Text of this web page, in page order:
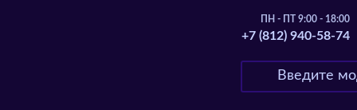
ПН - ПТ 9:00 - 18:00
+7 (812) 940-58-74